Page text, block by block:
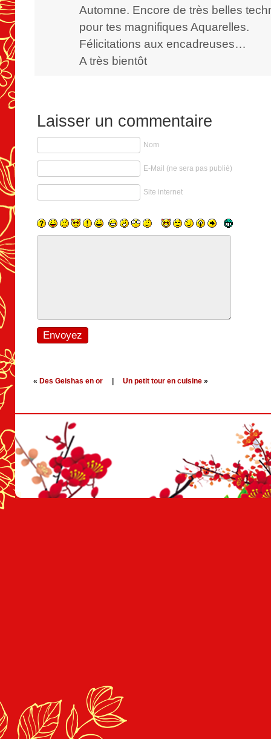
Automne. Encore de très belles
pour tes magnifiques Aquarelles.
Félicitations aux encadreuses…
A très bientôt
Laisser un commentaire
Nom
E-Mail (ne sera pas publié)
Site internet
« Des Geishas en or Un petit tour en cuisine »